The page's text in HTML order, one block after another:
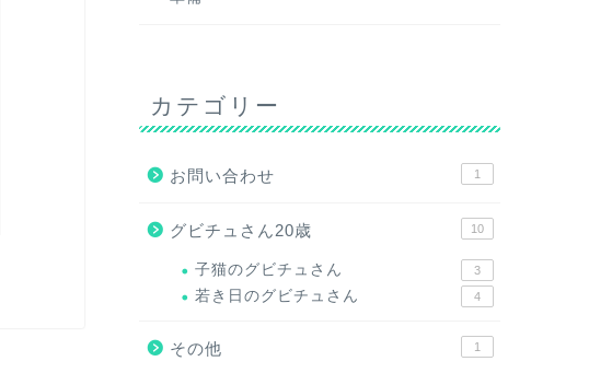
カテゴリー
お問い合わせ 1
グビチュさん20歳 10
子猫のグビチュさん 3
若き日のグビチュさん 4
その他 1